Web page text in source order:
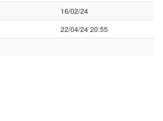
16/02/24
22/04/24 20:55